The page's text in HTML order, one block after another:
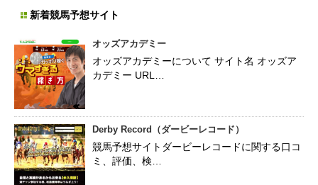
新着競馬予想サイト
オッズアカデミー
オッズアカデミーについて サイト名 オッズア
カデミー URL…
Derby Record（ダービーレコード）
競馬予想サイトダービーレコードに関する口コ
ミ、評価、検…